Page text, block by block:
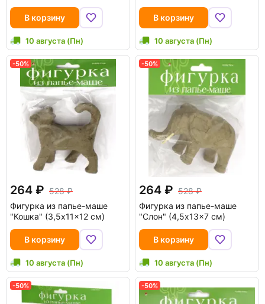
В корзину
10 августа (Пн)
В корзину
10 августа (Пн)
-50%
264
528
Фигурка из папье-маше
"Кошка" (3,5x11x12 см)
В корзину
10 августа (Пн)
-50%
264
528
Фигурка из папье-маше
"Слон" (4,5x13x7 см)
В корзину
10 августа (Пн)
-50% -50%